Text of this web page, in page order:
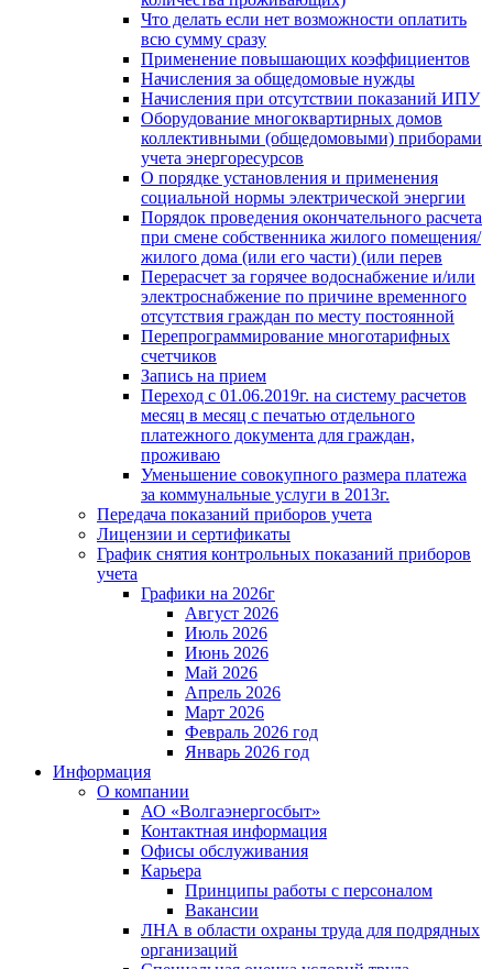
Что делать если нет возможности оплатить
всю сумму сразу
Применение повышающих коэффициентов
Начисления за общедомовые нужды
Начисления при отсутствии показаний ИПУ
Оборудование многоквартирных домов
коллективными (общедомовыми) приборами
учета энергоресурсов
О порядке установления и применения
социальной нормы электрической энергии
Порядок проведения окончательного расчета
при смене собственника жилого помещения/
жилого дома (или его части) (или перев
Перерасчет за горячее водоснабжение и/или
электроснабжение по причине временного
отсутствия граждан по месту постоянной
Перепрограммирование многотарифных
счетчиков
Запись на прием
Переход с 01.06.2019г. на систему расчетов
месяц в месяц с печатью отдельного
платежного документа для граждан,
проживаю
Уменьшение совокупного размера платежа
за коммунальные услуги в 2013г.
Передача показаний приборов учета
Лицензии и сертификаты
График снятия контрольных показаний приборов
учета
Графики на 2026г
Август 2026
Июль 2026
Июнь 2026
Май 2026
Апрель 2026
Март 2026
Февраль 2026 год
Январь 2026 год
Информация
О компании
АО «Волгаэнергосбыт»
Контактная информация
Офисы обслуживания
Карьера
Принципы работы с персоналом
Вакансии
ЛНА в области охраны труда для подрядных
организаций